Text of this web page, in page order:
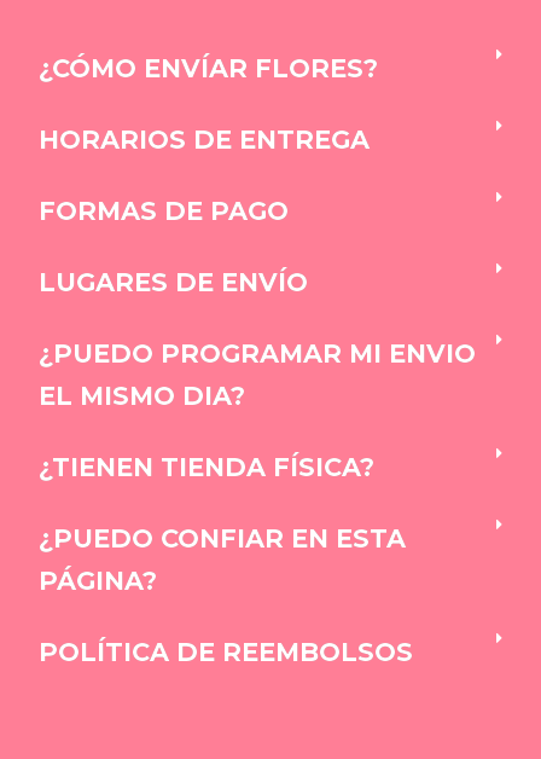
¿CÓMO ENVÍAR FLORES?
HORARIOS DE ENTREGA
FORMAS DE PAGO
LUGARES DE ENVÍO
¿PUEDO PROGRAMAR MI ENVIO
EL MISMO DIA?
¿TIENEN TIENDA FÍSICA?
¿PUEDO CONFIAR EN ESTA
PÁGINA?
POLÍTICA DE REEMBOLSOS